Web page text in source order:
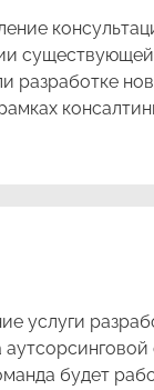
разработке
услуги
будет